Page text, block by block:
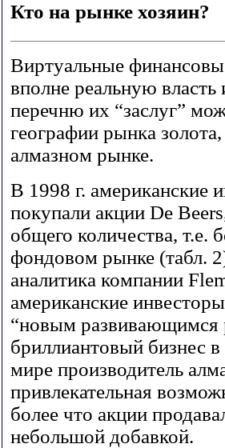
Кто на рынке хозяин?
Виртуальные
вполне реальную
перечню их “заслуг”
географии рынка
алмазном рынке.
В 1998 г. американские
покупали акции De
общего количества,
фондовом рынке (табл.
аналитика компании
американские
“новым развивающимся
бриллиантовый бизнес
мире производитель
привлекательная
более что акции
небольшой добавкой.